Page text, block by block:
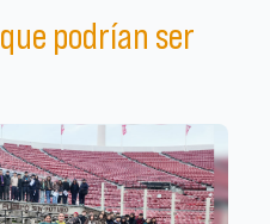
que podrían ser